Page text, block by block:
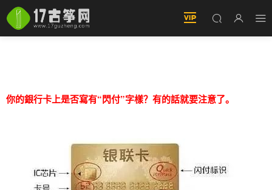
你的銀行卡上是否寫有“閃付”字樣？有的話就要注意了。